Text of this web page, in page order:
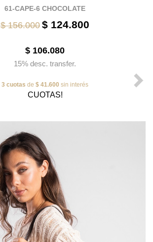
61-CAPE-6 CHOCOLATE
$ 156.000 $ 124.800
$ 106.080
15% desc. transfer.
3 cuotas de $ 41.600 sin interés
CUOTAS!